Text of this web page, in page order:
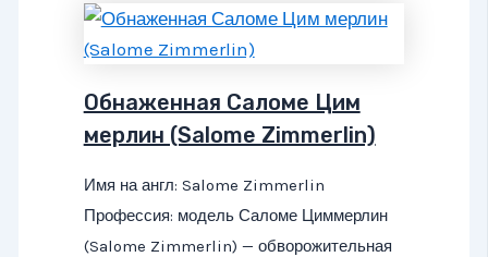
Обнаженная Саломе Цим
мерлин (Salome Zimmerlin)
Имя на англ: Salome Zimmerlin
Профессия: модель Саломе Циммерлин
(Salome Zimmerlin) — обворожительная